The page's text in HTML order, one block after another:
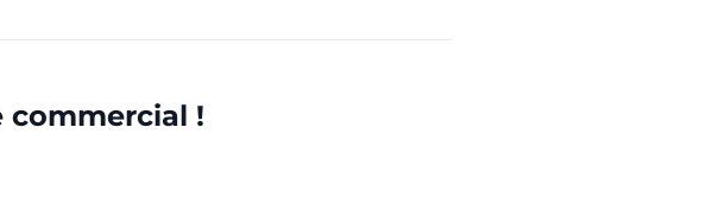
commercial !